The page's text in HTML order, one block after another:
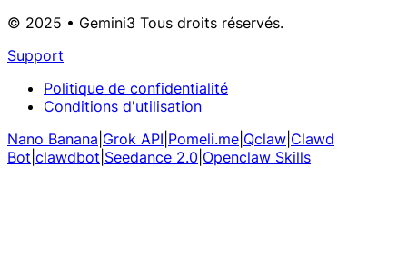
© 2025 • Gemini3 Tous droits réservés.
Support
Politique de confidentialité
Conditions d'utilisation
Nano Banana Grok API Pomeli.me Qclaw Clawd
Bot clawdbot Seedance 2.0 Openclaw Skills